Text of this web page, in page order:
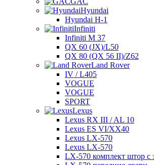
Hyundai
Hyundai H-1
Infiniti
Infiniti M 37
QX 60 (JX)/L50
QX 80 (QX 56 II)/Z62
Land Rover
IV / L405
VOGUE
VOGUE
SPORT
Lexus
Lexus RX III / AL 10
Lexus ES VI/XX40
Lexus LX-570
Lexus LX-570
LX-570 комплект штор с